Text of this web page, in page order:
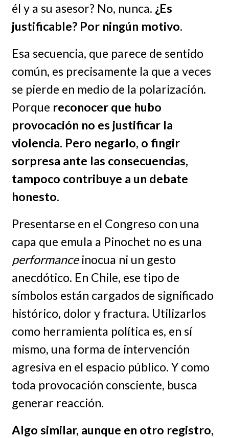
él y a su asesor? No, nunca. ¿Es
justificable? Por ningún motivo.
Esa secuencia, que parece de sentido
común, es precisamente la que a veces
se pierde en medio de la polarización.
Porque reconocer que hubo
provocación no es justificar la
violencia. Pero negarlo, o fingir
sorpresa ante las consecuencias,
tampoco contribuye a un debate
honesto.
Presentarse en el Congreso con una
capa que emula a Pinochet no es una
performanceinocua ni un gesto
anecdótico. En Chile, ese tipo de
símbolos están cargados de significado
histórico, dolor y fractura. Utilizarlos
como herramienta política es, en sí
mismo, una forma de intervención
agresiva en el espacio público. Y como
toda provocación consciente, busca
generar reacción.
Algo similar, aunque en otro registro,